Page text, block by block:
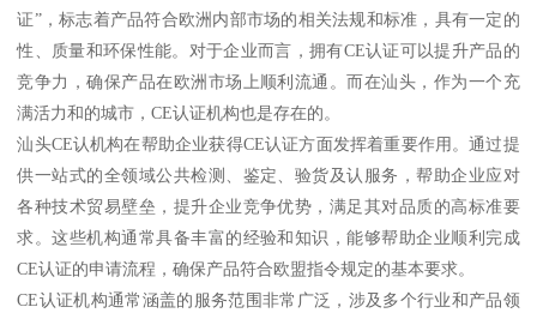
证”，标志着产品符合欧洲内部市场的相关法规和标准，具有一定的
性、质量和环保性能。对于企业而言，拥有CE认证可以提升产品的
竞争力，确保产品在欧洲市场上顺利流通。而在汕头，作为一个充
满活力和的城市，CE认证机构也是存在的。
汕头CE认机构在帮助企业获得CE认证方面发挥着重要作用。通过提
供一站式的全领域公共检测、鉴定、验货及认服务，帮助企业应对
各种技术贸易壁垒，提升企业竞争优势，满足其对品质的高标准要
求。这些机构通常具备丰富的经验和知识，能够帮助企业顺利完成
CE认证的申请流程，确保产品符合欧盟指令规定的基本要求。
CE认证机构通常涵盖的服务范围非常广泛，涉及多个行业和产品领